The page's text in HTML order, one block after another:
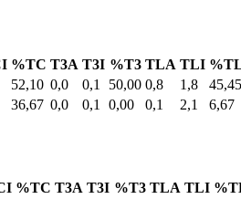
%TC T3A T3I %T3 TLA TLI
52,10 0,0 0,1 50,00 0,8 1,8
45,45
36,67 0,0 0,1 0,00 0,1 2,1 6,67
%TC T3A T3I %T3 TLA TLI